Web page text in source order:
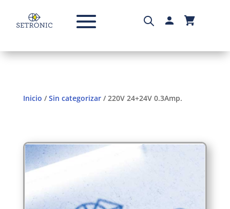
Inicio /Sin categorizar/ 220V 24+24V 0.3Amp.